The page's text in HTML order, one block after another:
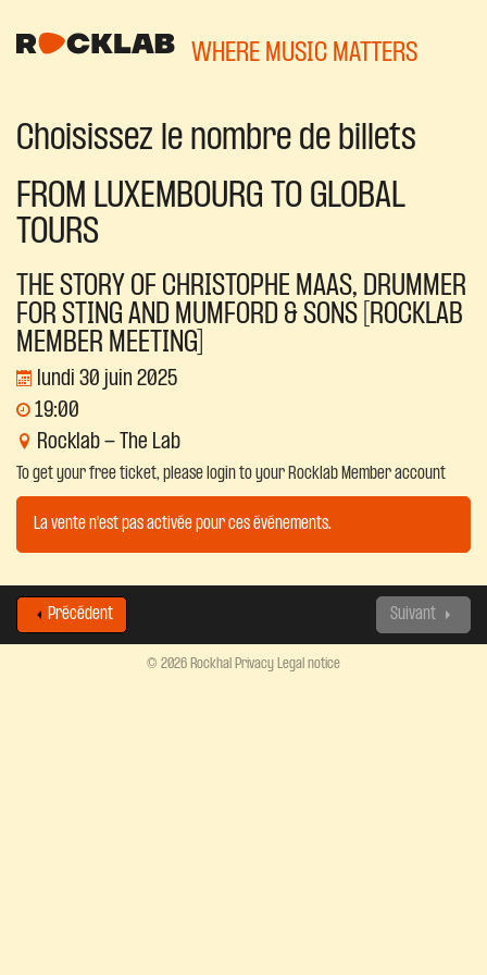
WHERE MUSIC MATTERS
Choisissez le nombre de billets
FROM LUXEMBOURG TO GLOBAL
TOURS
THE STORY OF CHRISTOPHE MAAS, DRUMMER
FOR STING AND MUMFORD & SONS [ROCKLAB
MEMBER MEETING]
lundi 30 juin 2025
19:00
Rocklab - The Lab
To get your free ticket, please login to your Rocklab Member account
La vente n'est pas activée pour ces événements.
Précédent Suivant
© 2026 Rockhal Privacy Legal notice